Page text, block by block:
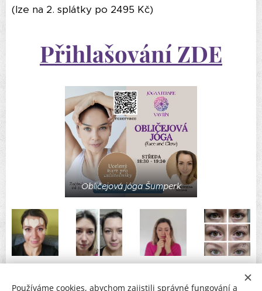
(lze na 2. splátky po 2495 Kč)
Přihlašování ZDE
Obličejová jóga Šumperk
Používáme cookies, abychom zajistili správné fungování a